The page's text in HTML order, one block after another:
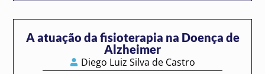
A atuação da fisioterapia na Doença de
Alzheimer
Diego Luiz Silva de Castro